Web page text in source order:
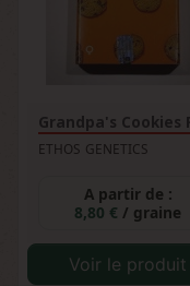
ETHOS GENETICS
A partir de :
8,80 € / graine
Voir le produit